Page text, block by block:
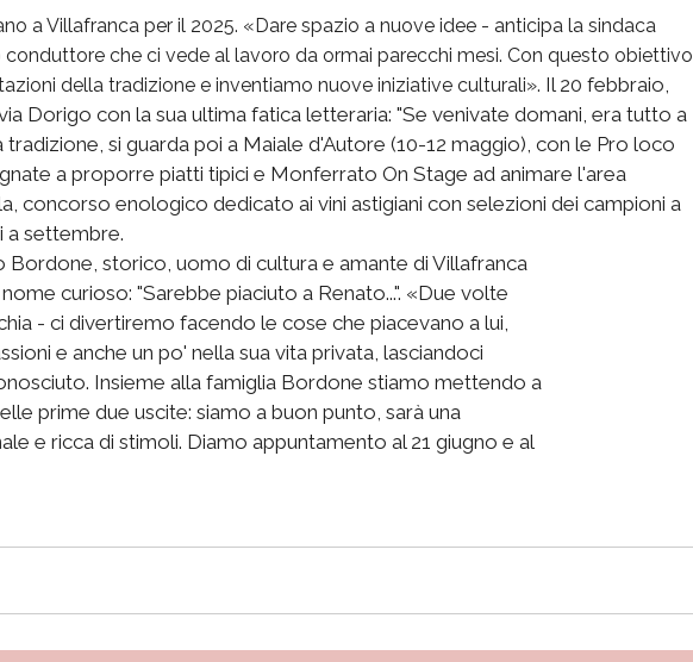
a Villafranca per il 2025. «Dare spazio a nuove idee - anticipa la sindaca
conduttore che ci vede al lavoro da ormai parecchi mesi. Con questo obiettivo
della tradizione e inventiamo nuove iniziative culturali». Il 20 febbraio,
Dorigo con la sua ultima fatica letteraria: "Se venivate domani, era tutto a
tradizione, si guarda poi a Maiale d'Autore (10-12 maggio), con le Pro loco
a proporre piatti tipici e Monferrato On Stage ad animare l'area
concorso enologico dedicato ai vini astigiani con selezioni dei campioni a
a settembre.
Bordone, storico, uomo di cultura e amante di Villafranca
curioso: "Sarebbe piaciuto a Renato...". «Due volte
- ci divertiremo facendo le cose che piacevano a lui,
e anche un po' nella sua vita privata, lasciandoci
Insieme alla famiglia Bordone stiamo mettendo a
prime due uscite: siamo a buon punto, sarà una
e ricca di stimoli. Diamo appuntamento al 21 giugno e al